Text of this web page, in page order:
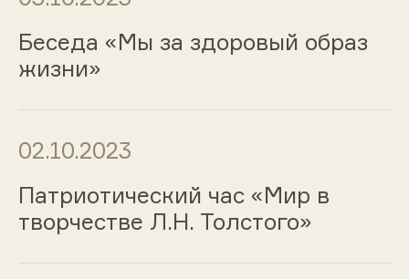
Беседа «Мы за здоровый образ
жизни»
02.10.2023
Патриотический час «Мир в
творчестве Л.Н. Толстого»